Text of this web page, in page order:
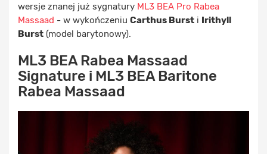
wersje znanej już sygnatury ML3 BEA Pro Rabea
Massaad - w wykończeniu Carthus Burst i Irithyll
Burst (model barytonowy).
ML3 BEA Rabea Massaad
Signature i ML3 BEA Baritone
Rabea Massaad